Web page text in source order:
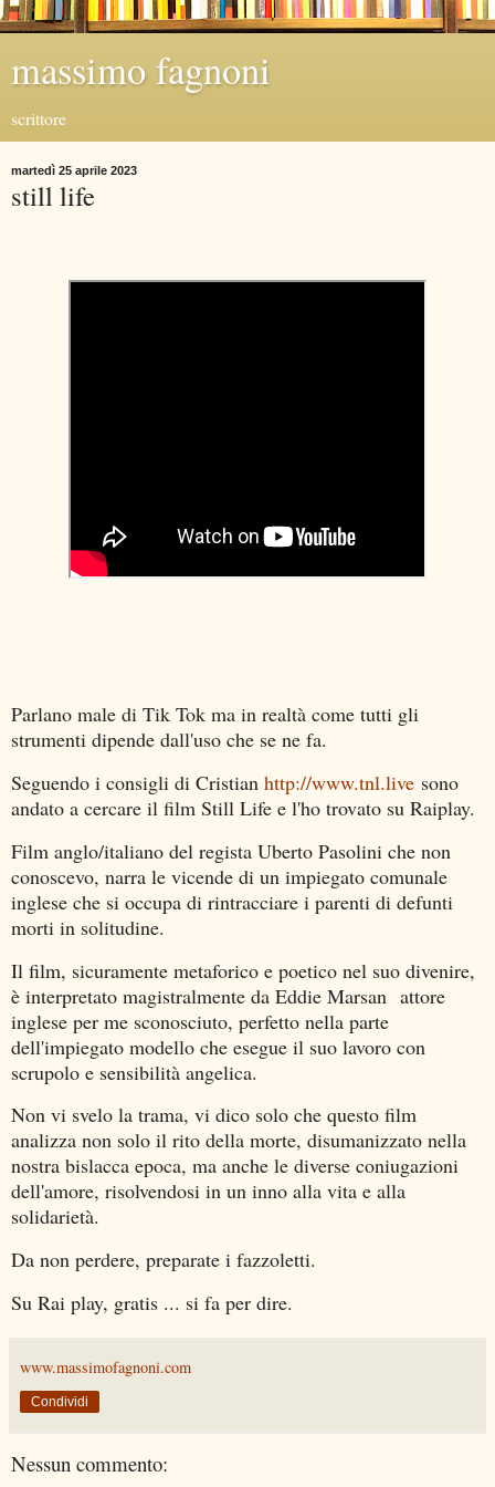
massimo fagnoni
scrittore
martedì 25 aprile 2023
still life
Parlano male di Tik Tok ma in realtà come tutti gli
strumenti dipende dall'uso che se ne fa.
Seguendo i consigli di Cristian http://www.tnl.live sono
andato a cercare il film Still Life e l'ho trovato su Raiplay.
Film anglo/italiano del regista Uberto Pasolini che non
conoscevo, narra le vicende di un impiegato comunale
inglese che si occupa di rintracciare i parenti di defunti
morti in solitudine.
Il film, sicuramente metaforico e poetico nel suo divenire,
è interpretato magistralmente da Eddie Marsan attore
inglese per me sconosciuto, perfetto nella parte
dell'impiegato modello che esegue il suo lavoro con
scrupolo e sensibilità angelica.
Non vi svelo la trama, vi dico solo che questo film
analizza non solo il rito della morte, disumanizzato nella
nostra bislacca epoca, ma anche le diverse coniugazioni
dell'amore, risolvendosi in un inno alla vita e alla
solidarietà.
Da non perdere, preparate i fazzoletti.
Su Rai play, gratis ... si fa per dire.
www.massimofagnoni.com
Condividi
Nessun commento: